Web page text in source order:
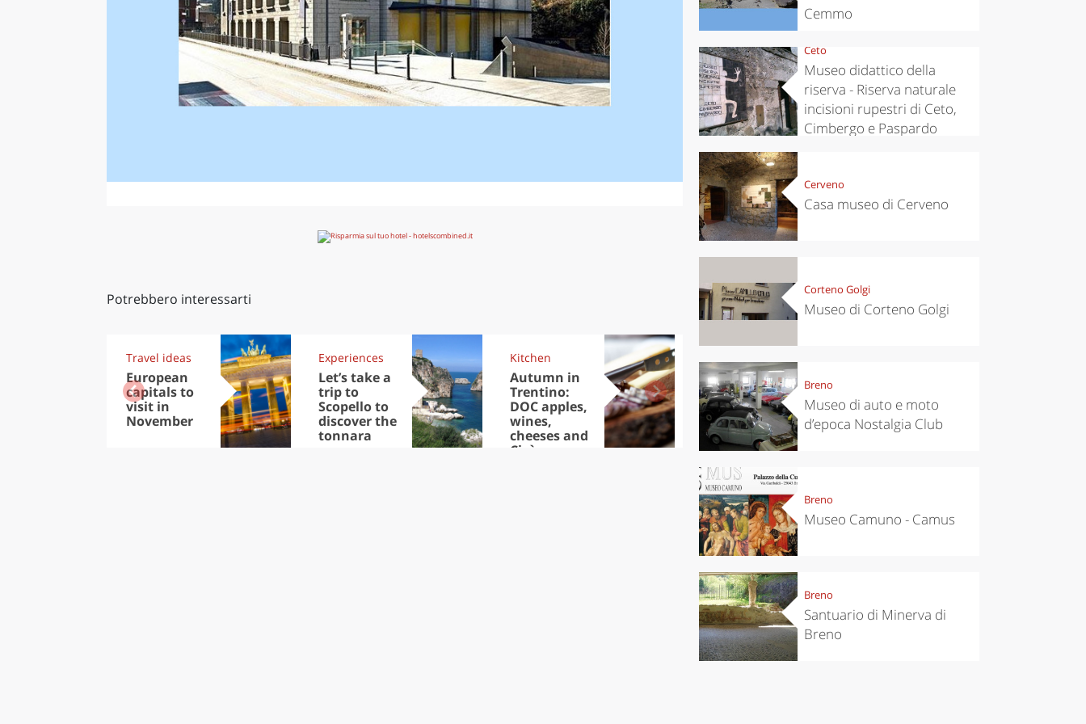
Potrebbero interessarti
Travel ideas
European
capitals to
visit in
November
Experiences
Let’s take a
trip to
Scopello to
discover the
tonnara
Kitchen
Autumn in
Trentino:
DOC apples,
wines,
cheeses and
Ciuìga
Sibari's Rice
the best rice
in Italy
car: the
perfect
itinerary
Cemmo
Ceto
Museo didattico della
riserva - Riserva naturale
incisioni rupestri di Ceto,
Cimbergo e Paspardo
Cerveno
Casa museo di Cerveno
Corteno Golgi
Museo di Corteno Golgi
Breno
Museo di auto e moto
d’epoca Nostalgia Club
Breno
Museo Camuno - Camus
Breno
Santuario di Minerva di
Breno